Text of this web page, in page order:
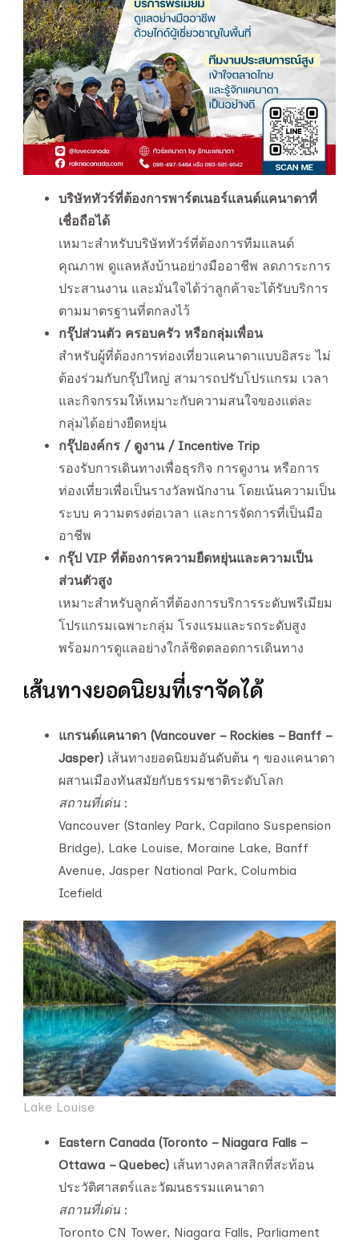
บริษัททัวร์ที่ต้องการพาร์ตเนอร์แลนด์แคนาดาที่
เชื่อถือได้
เหมาะสำหรับบริษัททัวร์ที่ต้องการทีมแลนด์
คุณภาพ ดูแลหลังบ้านอย่างมืออาชีพ ลดภาระการ
ประสานงาน และมั่นใจได้ว่าลูกค้าจะได้รับบริการ
ตามมาตรฐานที่ตกลงไว้
กรุ๊ปส่วนตัว ครอบครัว หรือกลุ่มเพื่อน
สำหรับผู้ที่ต้องการท่องเที่ยวแคนาดาแบบอิสระ ไม่
ต้องร่วมกับกรุ๊ปใหญ่ สามารถปรับโปรแกรม เวลา
และกิจกรรมให้เหมาะกับความสนใจของแต่ละ
กลุ่มได้อย่างยืดหยุ่น
กรุ๊ปองค์กร / ดูงาน / Incentive Trip
รองรับการเดินทางเพื่อธุรกิจ การดูงาน หรือการ
ท่องเที่ยวเพื่อเป็นรางวัลพนักงาน โดยเน้นความเป็น
ระบบ ความตรงต่อเวลา และการจัดการที่เป็นมือ
อาชีพ
กรุ๊ป VIP ที่ต้องการความยืดหยุ่นและความเป็น
ส่วนตัวสูง
เหมาะสำหรับลูกค้าที่ต้องการบริการระดับพรีเมียม
โปรแกรมเฉพาะกลุ่ม โรงแรมและรถระดับสูง
พร้อมการดูแลอย่างใกล้ชิดตลอดการเดินทาง
เส้นทางยอดนิยมที่เราจัดได้
แกรนด์แคนาดา (Vancouver – Rockies – Banff –
Jasper) เส้นทางยอดนิยมอันดับต้น ๆ ของแคนาดา
ผสานเมืองทันสมัยกับธรรมชาติระดับโลก
สถานที่เด่น :
Vancouver (Stanley Park, Capilano Suspension
Bridge), Lake Louise, Moraine Lake, Banff
Avenue, Jasper National Park, Columbia
Icefield
Lake Louise
Eastern Canada (Toronto – Niagara Falls –
Ottawa – Quebec) เส้นทางคลาสสิกที่สะท้อน
ประวัติศาสตร์และวัฒนธรรมแคนาดา
สถานที่เด่น :
Toronto CN Tower, Niagara Falls, Parliament